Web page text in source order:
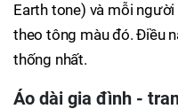
Earth tone) và mỗi
theo tông màu đó. Điều
thống nhất.
Áo dài gia đình -